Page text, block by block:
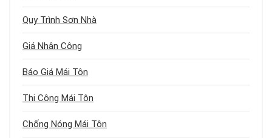
Quy Trình Sơn Nhà
Giá Nhân Công
Báo Giá Mái Tôn
Thi Công Mái Tôn
Chống Nóng Mái Tôn